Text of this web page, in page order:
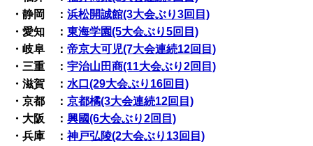
・静岡 ：浜松開誠館(3大会ぶり3回目)
・愛知 ：東海学園(5大会ぶり5回目)
・岐阜 ：帝京大可児(7大会連続12回目)
・三重 ：宇治山田商(11大会ぶり2回目)
・滋賀 ： 水口(29大会ぶり16回目)
・京都 ：京都橘(3大会連続12回目)
・大阪 ：興國(6大会ぶり2回目)
・兵庫 ：神戸弘陵(2大会ぶり13回目)